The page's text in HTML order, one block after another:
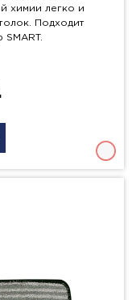
химии легко и
Подходит